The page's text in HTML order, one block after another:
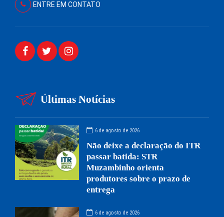
ENTRE EM CONTATO
Últimas Notícias
6 de agosto de 2026
Não deixe a declaração do ITR
passar batida: STR
Muzambinho orienta
produtores sobre o prazo de
entrega
6 de agosto de 2026